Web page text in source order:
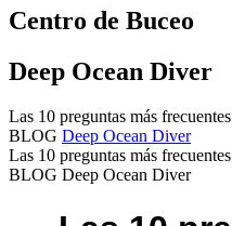
Centro de Buceo
Deep Ocean Diver
Las 10 preguntas más
BLOG Deep Ocean Diver
Las 10 preguntas más
BLOG Deep Ocean Diver